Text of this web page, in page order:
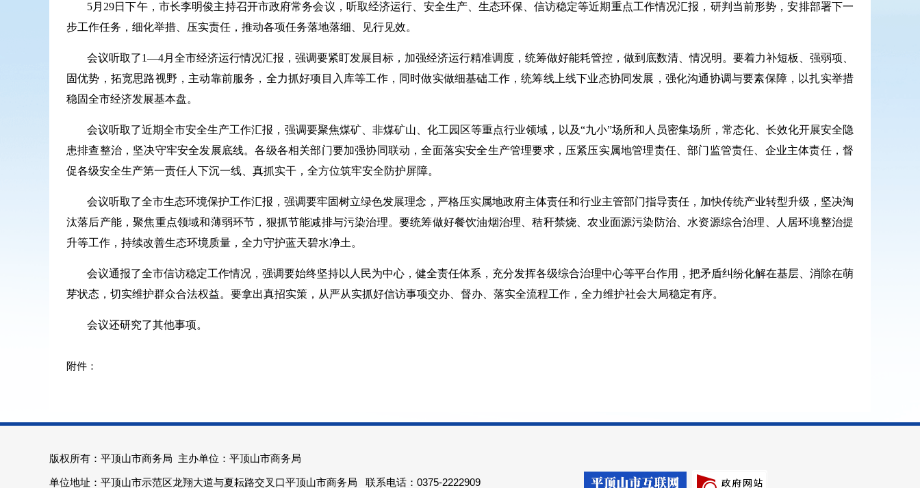
5月29日下午，市长李明俊主持召开市政府常务会议，听取经济运行、安全生产、生态环保、信访稳定等近期重点工作情况汇报，研判当前形势，安排部署下一
步工作任务，细化举措、压实责任，推动各项任务落地落细、见行见效。
会议听取了1—4月全市经济运行情况汇报，强调要紧盯发展目标，加强经济运行精准调度，统筹做好能耗管控，做到底数清、情况明。要着力补短板、强弱项、
固优势，拓宽思路视野，主动靠前服务，全力抓好项目入库等工作，同时做实做细基础工作，统筹线上线下业态协同发展，强化沟通协调与要素保障，以扎实举措
稳固全市经济发展基本盘。
会议听取了近期全市安全生产工作汇报，强调要聚焦煤矿、非煤矿山、化工园区等重点行业领域，以及“九小”场所和人员密集场所，常态化、长效化开展安全隐
患排查整治，坚决守牢安全发展底线。各级各相关部门要加强协同联动，全面落实安全生产管理要求，压紧压实属地管理责任、部门监管责任、企业主体责任，督
促各级安全生产第一责任人下沉一线、真抓实干，全方位筑牢安全防护屏障。
会议听取了全市生态环境保护工作汇报，强调要牢固树立绿色发展理念，严格压实属地政府主体责任和行业主管部门指导责任，加快传统产业转型升级，坚决淘
汰落后产能，聚焦重点领域和薄弱环节，狠抓节能减排与污染治理。要统筹做好餐饮油烟治理、秸秆禁烧、农业面源污染防治、水资源综合治理、人居环境整治提
升等工作，持续改善生态环境质量，全力守护蓝天碧水净土。
会议通报了全市信访稳定工作情况，强调要始终坚持以人民为中心，健全责任体系，充分发挥各级综合治理中心等平台作用，把矛盾纠纷化解在基层、消除在萌
芽状态，切实维护群众合法权益。要拿出真招实策，从严从实抓好信访事项交办、督办、落实全流程工作，全力维护社会大局稳定有序。
会议还研究了其他事项。
版权所有：平顶山市商务局 主办单位：平顶山市商务局
单位地址：平顶山市示范区龙翔大道与夏耘路交叉口平顶山市商务局 联系电话：0375-2222909